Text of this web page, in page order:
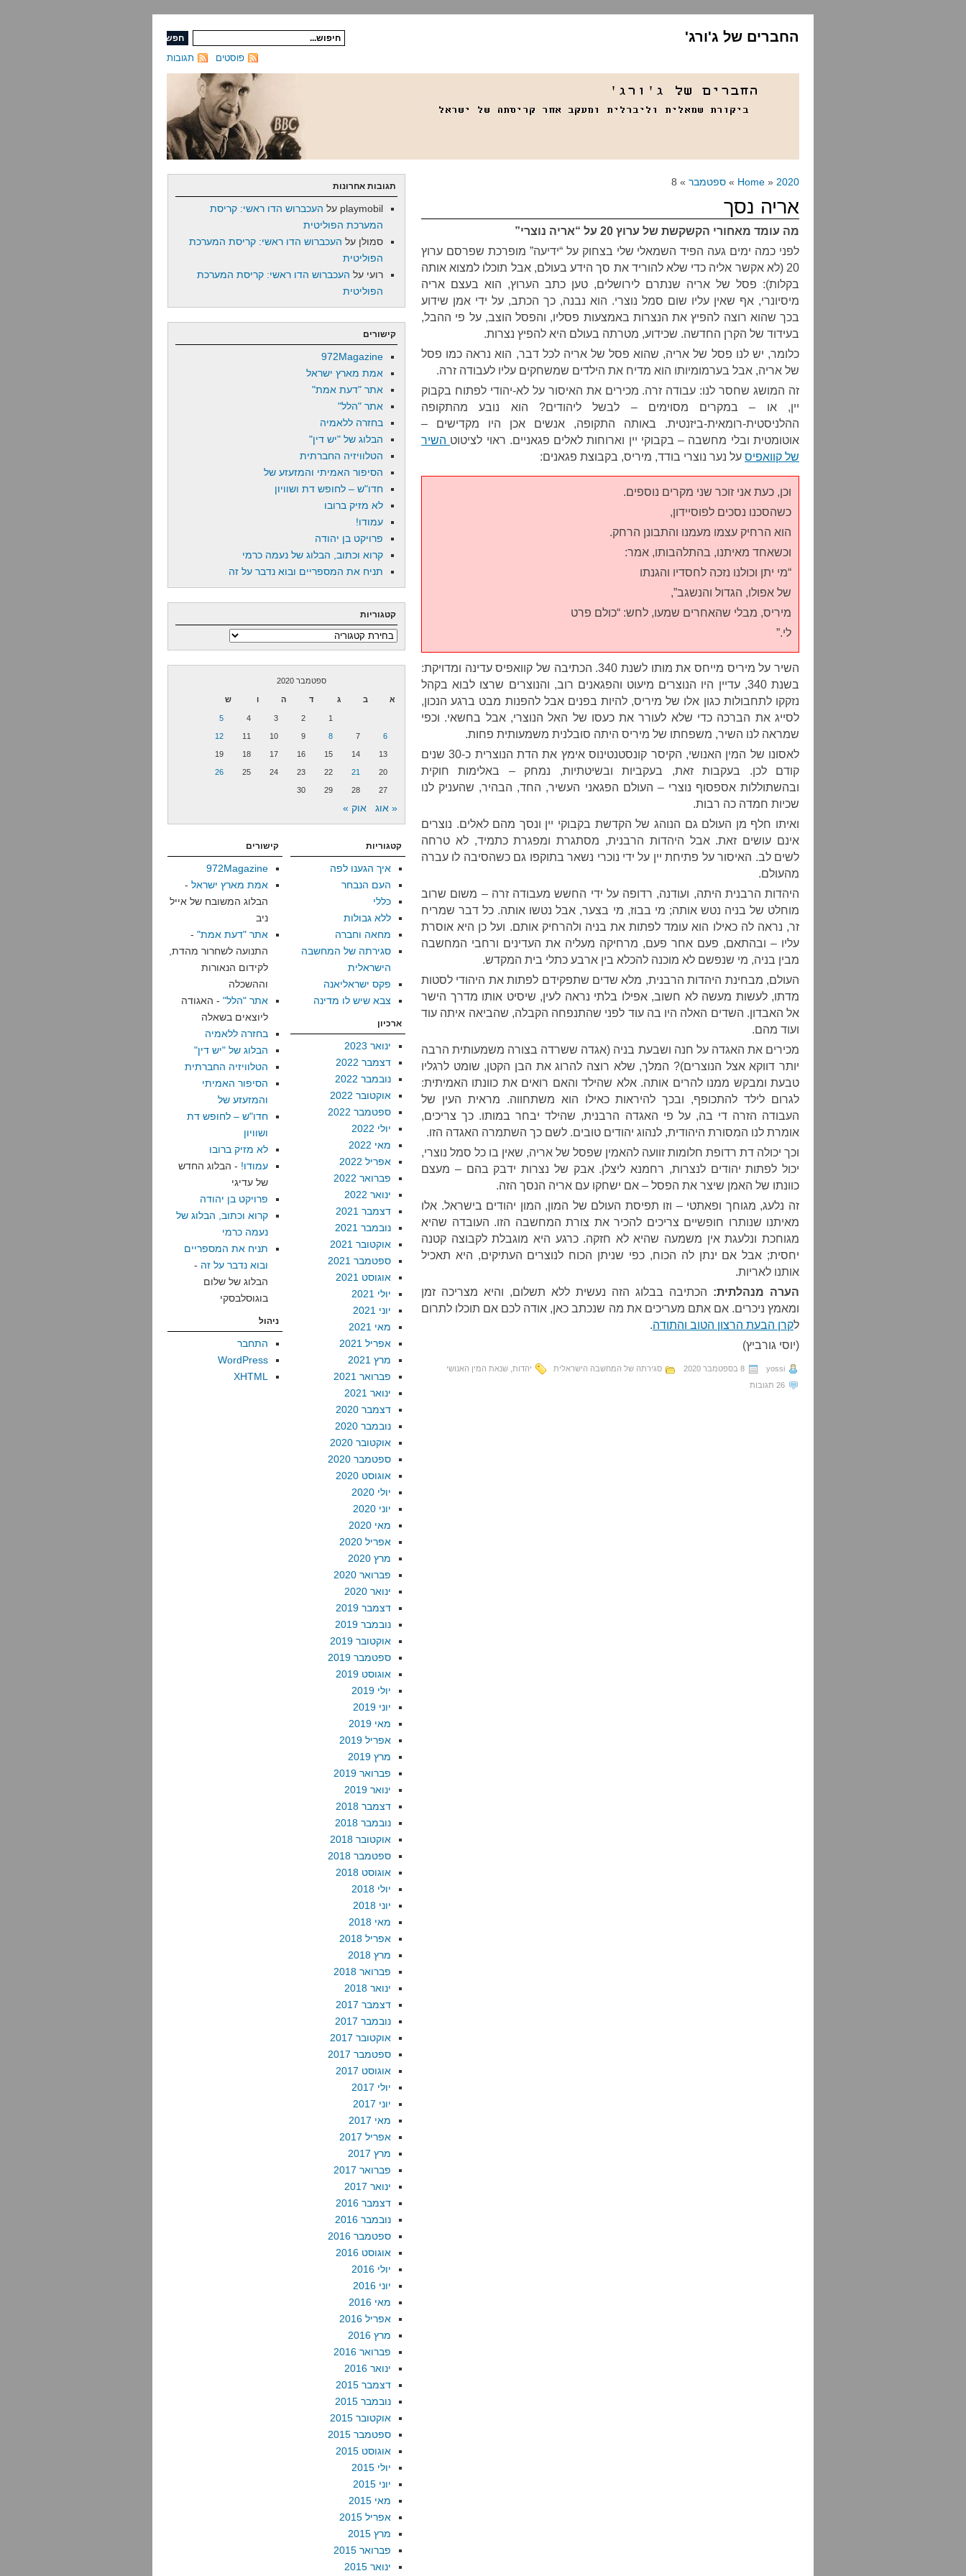
החברים של ג'ורג'
תגובות פוסטים
Home » 2020
» ספטמבר » 8
אריה נסך
מה עומד מאחורי הקשקשת של ערוץ 20 על “אריה נוצרי”
לפני כמה ימים געה הפיד השמאלי שלי בצחוק על “ידיעה” מופרכת שפרסם ערוץ
20 (לא אקשר אליה כדי שלא להוריד את סך הידע בעולם, אבל תוכלו למצוא אותה
בקלות): פסל של אריה שנתרם לירושלים, טען כתב הערוץ, הוא בעצם אריה
מיסיונרי, אף שאין עליו שום סמל נוצרי. הוא נבנה, כך הכתב, על ידי אמן שידוע
בכך שהוא רוצה להפיץ את הנצרות באמצעות פסליו, והפסל הוצב, על פי ההבל,
בעידוד של הקרן החדשה. שכידוע, מטרתה בעולם היא להפיץ נצרות.
כלומר, יש לנו פסל של אריה, שהוא פסל של אריה לכל דבר, הוא נראה כמו פסל
של אריה, אבל בערמומיותו הוא מדיח את הילדים שמשחקים עליו לעבודה זרה.
זה המושג שחסר לנו: עבודה זרה. מכירים את האיסור על לא-יהודי לפתוח בקבוק
יין, או – במקרים מסוימים – לבשל ליהודים? הוא נובע מהתקופה
ההלניסטית-רומאית-ביזנטית. באותה התקופה, אנשים אכן היו מקדישים –
אוטומטית ובלי מחשבה – בקבוקי יין וארוחות לאלים פגאניים. ראוי לציטוט השיר
של קוואפיס על נער נוצרי בודד, מיריס, בקבוצת פגאנים:
וכן, כעת אני זוכר שני מקרים נוספים.
כשהסכנו נסכים לפוסיידון,
הוא הרחיק עצמו מעמנו והתבונן הרחק.
וכשאחד מאיתנו, בהתלהבותו, אמר:
“מי יתן וכולנו נזכה לחסדיו והגנתו
של אפולו, הגדול והנשגב”,
מיריס, מבלי שהאחרים שמעו, לחש: “כולם פרט
לי.”
השיר על מיריס מייחס את מותו לשנת 340. הכתיבה של קוואפיס עדינה ומדויקת:
בשנת 340, עדיין היו הנוצרים מיעוט והפגאנים רוב, והנוצרים שרצו לבוא בקהל
נזקקו לתחבולות כגון אלו של מיריס, להיות בפנים אבל להפנות מבט ברגע הנכון,
לסייג את הברכה כדי שלא לעורר את כעסו של האל הנוצרי, אבל בחשאי. וכפי
שמראה לנו השיר, משפחתו של מיריס היתה סובלנית משמעותית פחות.
לאסונו של המין האנושי, הקיסר קונסטנטינוס אימץ את הדת הנוצרית כ-30 שנים
קודם לכן. בעקבות זאת, בעקביות ובשיטתיות, נמחק – באלימות חוקית
ובהשתוללות אספסוף נוצרי – העולם הפגאני העשיר, החד, הבהיר, שהעניק לנו
שכיות חמדה כה רבות.
ואיתו חלף מן העולם גם הנוהג של הקדשת בקבוקי יין ונסך מהם לאלים. נוצרים
אינם עושים זאת. אבל היהדות הרבנית, מסתגרת ומפגרת כתמיד, לא טרחה
לשים לב. האיסור על פתיחת יין על ידי נוכרי נשאר בתוקפו גם כשהסיבה לו עברה
מהעולם.
היהדות הרבנית היתה, ועודנה, רדופה על ידי החשש מעבודה זרה – משום שרוב
מוחלט של בניה נטש אותה; מי בבוז, מי בצער, אבל נטשו אותה. כל דבר שמריח
זר, נראה לה כאילו הוא עומד לפתות את בניה ולהרחיק אותם. ועל כן היא אוסרת
עליו – ובהתאם, פעם אחר פעם, מרחיקה מעליה את העדינים ורחבי המחשבה
מבין בניה, מי שנפשם לא מוכנה להכלא בין ארבע כתלי בית המקדש.
העולם, מבחינת היהדות הרבנית, מלא שדים שתפקידם לפתות את היהודי לסטות
מדתו, לעשות מעשה לא חשוב, אפילו בלתי נראה לעין, שיסיט אותו מדרך הישר
אל האבדון. השדים האלה היו בה עוד לפני שהתנפחה הקבלה, שהביאה איתה עוד
ועוד מהם.
מכירים את האגדה על חנה ושבעת בניה (אגדה ששרדה בצורה משמעותית הרבה
יותר דווקא אצל הנוצרים)? המלך, שלא רוצה להרוג את הבן הקטן, שומט לרגליו
טבעת ומבקש ממנו להרים אותה. אלא שהילד והאם רואים את כוונתו האמיתית:
לגרום לילד להתכופף, ובכך להיראות כאילו הוא משתחווה. מראית העין של
העבודה הזרה די בה, על פי האגדה הרבנית, שהילד יבחר במותו. כך צריכים,
אומרת לנו המסורת היהודית, לנהוג יהודים טובים. לשם כך השתמרה האגדה הזו.
וכך יכולה דת רדופת חלומות זוועה להאמין שפסל של אריה, שאין בו כל סמל נוצרי,
יכול לפתות יהודים לנצרות, רחמנא ליצלן. אבק של נצרות ידבק בהם – מעצם
כוונתו של האמן שיצר את הפסל – אם ישחקו עם אריה הנסך הזה.
זה נלעג, מגוחך ופאתטי – וזו תפיסת העולם של המון, המון יהודים בישראל. אלו
מאיתנו שנותרו חופשיים צריכים להכיר את צורת המחשבה הזו. העובדה שהיא
מגוחכת ונלעגת אין משמעה שהיא לא חזקה. כרגע היא מוגבלת לקבוצה קטנה
יחסית; אבל אם ינתן לה הכוח, כפי שניתן הכוח לנוצרים העתיקים, היא תאכיל
אותנו לאריות.
הערה מנהלתית: הכתיבה בבלוג הזה נעשית ללא תשלום, והיא מצריכה זמן
ומאמץ ניכרים. אם אתם מעריכים את מה שנכתב כאן, אודה לכם אם תוכלו לתרום
לקרן הבעת הרצון הטוב והתודה.
(יוסי גורביץ)
yossi 8 בספטמבר 2020 סגירתה של המחשבה הישראלית יהדות שנאת המין האנושי
26 תגובות
תגובות אחרונות
playmobil על העכברוש הדו ראשי: קריסת
המערכת הפוליטית
סמולן על העכברוש הדו ראשי: קריסת המערכת
הפוליטית
רועי על העכברוש הדו ראשי: קריסת המערכת
הפוליטית
קישורים
972Magazine
אמת מארץ ישראל
אתר "דעת אמת"
אתר "הלל"
בחזרה ללאמיה
הבלוג של "יש דין"
הטלוויזיה החברתית
הסיפור האמיתי והמזעזע של
חדו"ש – לחופש דת ושוויון
לא מזיק ברובו
עמודו!
פרויקט בן יהודה
קרוא וכתוב, הבלוג של נעמה כרמי
תניח את המספריים ובוא נדבר על זה
קטגוריות
קטגוריות
ספטמבר 2020
א ב ג ד ה ו ש
1
2
3
4
5
6
7
8
9
10
11
12
13
14
15
16
17
18
19
20
21
22
23
24
25
26
27
28
29
30
« אוג אוק »
קטגוריות
איך הגענו לפה
העם הנבחר
כללי
ללא גבולות
מחאה וחברה
סגירתה של המחשבה
הישראלית
פקס ישראליאנה
צבא שיש לו מדינה
ארכיון
ינואר 2023
דצמבר 2022
נובמבר 2022
אוקטובר 2022
ספטמבר 2022
יולי 2022
מאי 2022
אפריל 2022
פברואר 2022
ינואר 2022
דצמבר 2021
נובמבר 2021
אוקטובר 2021
ספטמבר 2021
אוגוסט 2021
יולי 2021
יוני 2021
מאי 2021
אפריל 2021
מרץ 2021
פברואר 2021
ינואר 2021
דצמבר 2020
נובמבר 2020
אוקטובר 2020
ספטמבר 2020
אוגוסט 2020
יולי 2020
יוני 2020
מאי 2020
אפריל 2020
מרץ 2020
פברואר 2020
ינואר 2020
דצמבר 2019
נובמבר 2019
אוקטובר 2019
ספטמבר 2019
אוגוסט 2019
יולי 2019
יוני 2019
מאי 2019
אפריל 2019
מרץ 2019
פברואר 2019
ינואר 2019
דצמבר 2018
נובמבר 2018
אוקטובר 2018
ספטמבר 2018
אוגוסט 2018
יולי 2018
יוני 2018
מאי 2018
אפריל 2018
מרץ 2018
פברואר 2018
ינואר 2018
דצמבר 2017
נובמבר 2017
אוקטובר 2017
ספטמבר 2017
אוגוסט 2017
יולי 2017
יוני 2017
מאי 2017
אפריל 2017
מרץ 2017
פברואר 2017
ינואר 2017
דצמבר 2016
נובמבר 2016
ספטמבר 2016
אוגוסט 2016
יולי 2016
יוני 2016
מאי 2016
אפריל 2016
מרץ 2016
פברואר 2016
ינואר 2016
דצמבר 2015
נובמבר 2015
אוקטובר 2015
ספטמבר 2015
אוגוסט 2015
יולי 2015
יוני 2015
מאי 2015
אפריל 2015
מרץ 2015
פברואר 2015
ינואר 2015
קישורים
972Magazine
אמת מארץ ישראל -
הבלוג המשובח של אייל
ניב
אתר "דעת אמת" -
התנועה לשחרור מהדת,
לקידום הנאורות
וההשכלה
אתר "הלל" - האגודה
ליוצאים בשאלה
בחזרה ללאמיה
הבלוג של "יש דין"
הטלוויזיה החברתית
הסיפור האמיתי
והמזעזע של
חדו"ש – לחופש דת
ושוויון
לא מזיק ברובו
עמודו! - הבלוג החדש
של עדיגי
פרויקט בן יהודה
קרוא וכתוב, הבלוג של
נעמה כרמי
תניח את המספריים
ובוא נדבר על זה -
הבלוג של שלום
בוגוסלבסקי
ניהול
התחבר
WordPress
XHTML